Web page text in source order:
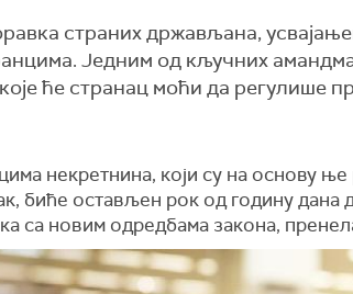
страних држављана,
Једним од кључних
ће странац моћи да регулише
некретнина, који су на основу ње
биће остављен рок од годину дана
са новим одредбама закона,